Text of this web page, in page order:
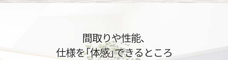
間取りや性能、
仕様を「体感」できるところ